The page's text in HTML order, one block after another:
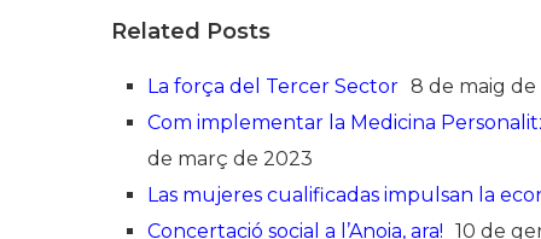
Related Posts
La força del Tercer Sector 8 de maig de
Com implementar la Medicina
de març de 2023
Las mujeres cualificadas impulsan la
Concertació social a l’Anoia, ara! 10 de